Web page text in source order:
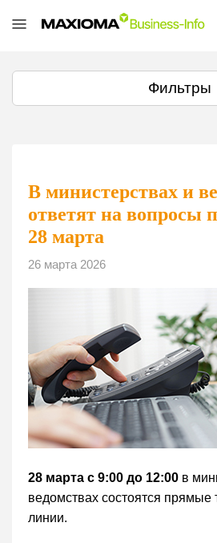
Фильтры
В министерствах и
ответят на вопросы
28 марта
26 марта 2026
28 марта с 9:00 до 12:00 в
ведомствах состоятся
линии.